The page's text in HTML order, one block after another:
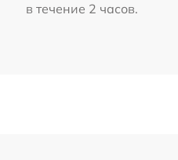
в течение 2 часов.